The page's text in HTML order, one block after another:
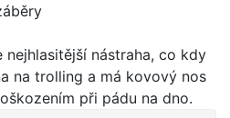
nejhlasitější nástraha, co kdy
na trolling a má kovový nos
při pádu na dno.